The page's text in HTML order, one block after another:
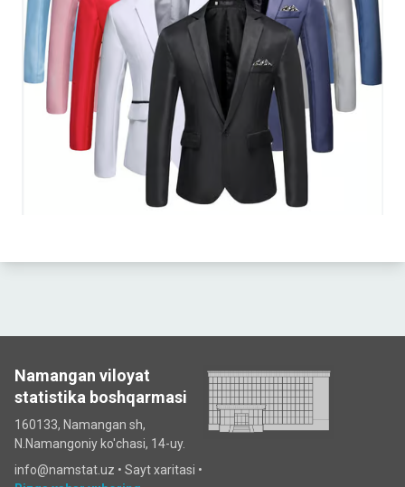
Namangan viloyat
statistika boshqarmasi
160133, Namangan sh,
N.Namangoniy ko'chasi, 14-uy.
info@namstat.uz • Sayt xaritasi •